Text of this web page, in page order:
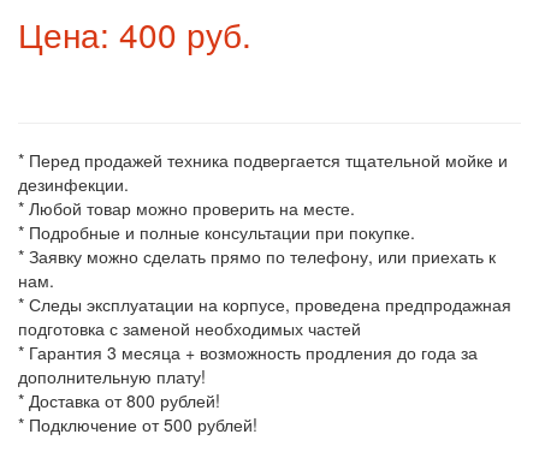
Цена: 400 руб.
* Перед продажей техника подвергается тщательной мойке и
дезинфекции.
* Любой товар можно проверить на месте.
* Подробные и полные консультации при покупке.
* Заявку можно сделать прямо по телефону, или приехать к
нам.
* Следы эксплуатации на корпусе, проведена предпродажная
подготовка с заменой необходимых частей
* Гарантия 3 месяца + возможность продления до года за
дополнительную плату!
* Доставка от 800 рублей!
* Подключение от 500 рублей!